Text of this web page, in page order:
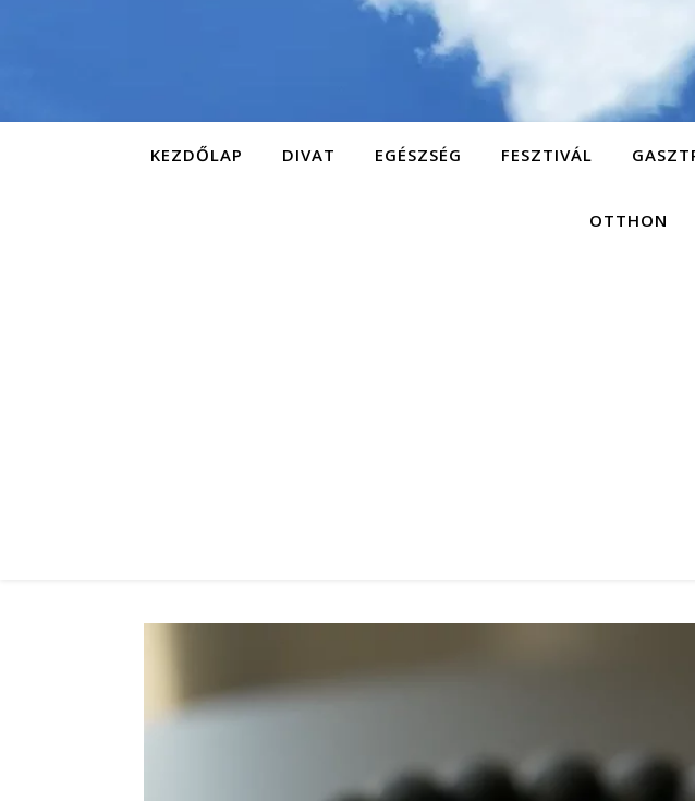
KEZDŐLAP DIVAT EGÉSZSÉG FESZTIVÁL
OTTHON